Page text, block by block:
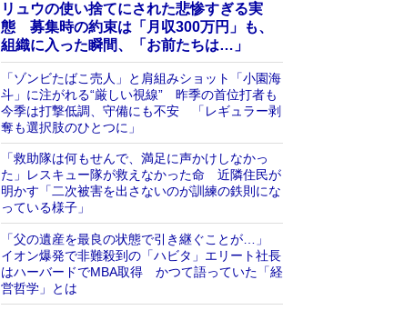
リュウの使い捨てにされた悲惨すぎる実
態 募集時の約束は「月収300万円」も、
組織に入った瞬間、「お前たちは…」
「ゾンビたばこ売人」と肩組みショット「小園海
斗」に注がれる“厳しい視線” 昨季の首位打者も
今季は打撃低調、守備にも不安 「レギュラー剥
奪も選択肢のひとつに」
「救助隊は何もせんで、満足に声かけしなかっ
た」レスキュー隊が救えなかった命 近隣住民が
明かす「二次被害を出さないのが訓練の鉄則にな
っている様子」
「父の遺産を最良の状態で引き継ぐことが…」
イオン爆発で非難殺到の「ハビタ」エリート社長
はハーバードでMBA取得 かつて語っていた「経
営哲学」とは